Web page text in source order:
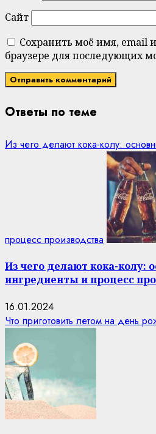
Сайт
Сохранить моё имя, email
браузере для последующих
Ответы по теме
Из чего делают кока-колу:
процесс производства
Из чего делают кока-колу:
ингредиенты и процесс
16.01.2024
Что приготовить летом на день